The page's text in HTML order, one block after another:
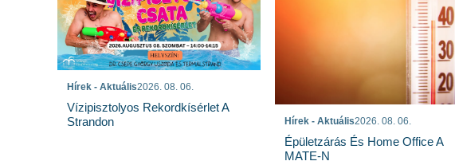
Hírek - Aktuális2026. 08. 06.
Vízipisztolyos Rekordkísérlet A
Strandon
Hírek - Aktuális2026. 08. 06.
Épületzárás És Home Office A
MATE-N